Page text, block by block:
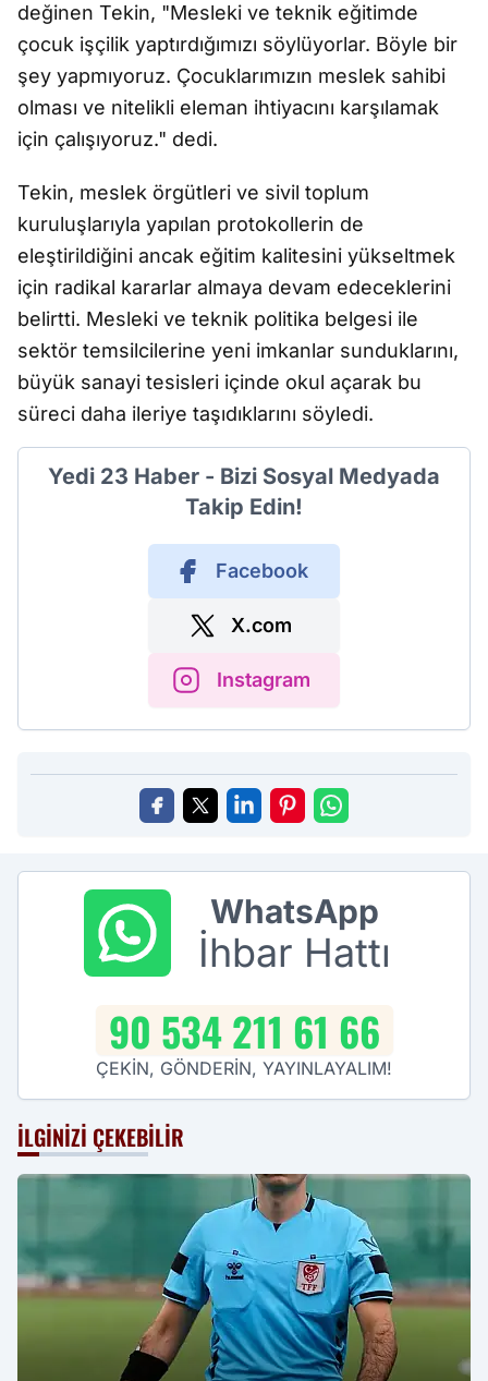
değinen Tekin, "Mesleki ve teknik eğitimde
çocuk işçilik yaptırdığımızı söylüyorlar. Böyle bir
şey yapmıyoruz. Çocuklarımızın meslek sahibi
olması ve nitelikli eleman ihtiyacını karşılamak
için çalışıyoruz." dedi.
Tekin, meslek örgütleri ve sivil toplum
kuruluşlarıyla yapılan protokollerin de
eleştirildiğini ancak eğitim kalitesini yükseltmek
için radikal kararlar almaya devam edeceklerini
belirtti. Mesleki ve teknik politika belgesi ile
sektör temsilcilerine yeni imkanlar sunduklarını,
büyük sanayi tesisleri içinde okul açarak bu
süreci daha ileriye taşıdıklarını söyledi.
Yedi 23 Haber - Bizi Sosyal Medyada
Takip Edin!
Facebook
X.com
Instagram
WhatsApp
İhbar Hattı
90 534 211 61 66
ÇEKİN, GÖNDERİN, YAYINLAYALIM!
İLGINIZI ÇEKEBILIR